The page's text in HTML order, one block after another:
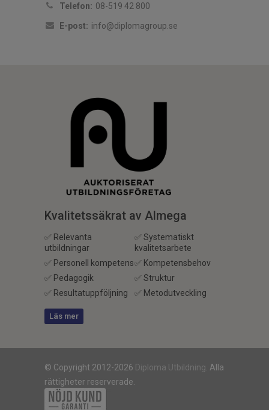
Telefon: 08-519 42 800
E-post: info@diplomagroup.se
Kvalitetssäkrat av Almega
✅ Relevanta
utbildningar
✅ Personell kompetens
✅ Pedagogik
✅ Resultatuppföljning
✅ Systematiskt
kvalitetsarbete
✅ Kompetensbehov
✅ Struktur
✅ Metodutveckling
Läs mer
© Copyright 2012-2026 Diploma Utbildning. Alla
rättigheter reserverade.